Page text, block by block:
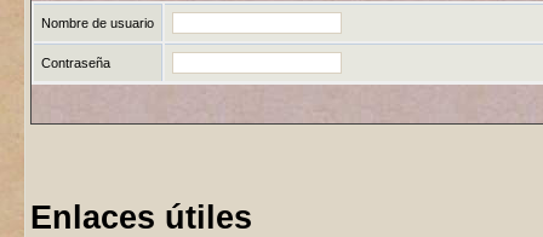
Nombre de usuario
Contraseña
Enlaces útiles